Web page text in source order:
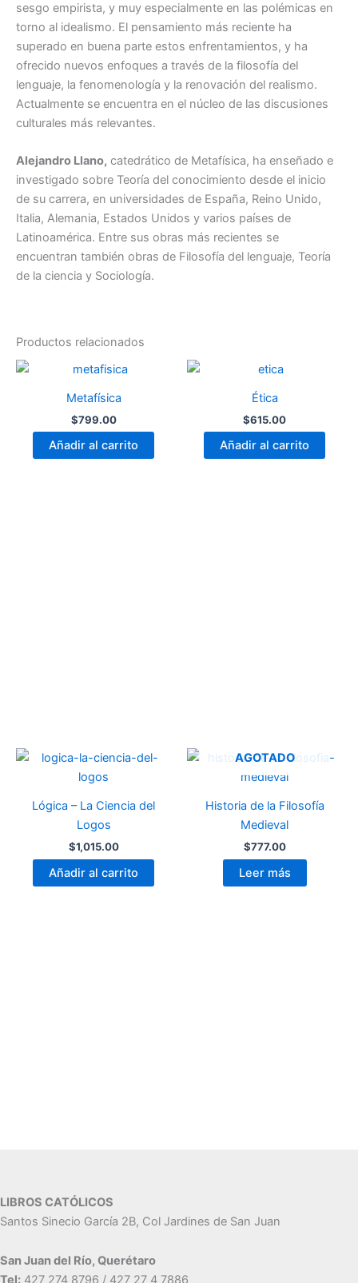
sesgo empirista, y muy especialmente en las polémicas en
torno al idealismo. El pensamiento más reciente ha
superado en buena parte estos enfrentamientos, y ha
ofrecido nuevos enfoques a través de la filosofía del
lenguaje, la fenomenología y la renovación del realismo.
Actualmente se encuentra en el núcleo de las discusiones
culturales más relevantes.
Alejandro Llano, catedrático de Metafísica, ha enseñado e
investigado sobre Teoría del conocimiento desde el inicio
de su carrera, en universidades de España, Reino Unido,
Italia, Alemania, Estados Unidos y varios países de
Latinoamérica. Entre sus obras más recientes se
encuentran también obras de Filosofía del lenguaje, Teoría
de la ciencia y Sociología.
Productos relacionados
Metafísica
$799.00
Añadir al carrito
Ética
$615.00
Añadir al carrito
Lógica – La Ciencia del
Logos
$1,015.00
Añadir al carrito
AGOTADO
Historia de la Filosofía
Medieval
$777.00
Leer más
LIBROS CATÓLICOS
Santos Sinecio García 2B, Col Jardines de San Juan
San Juan del Río, Querétaro